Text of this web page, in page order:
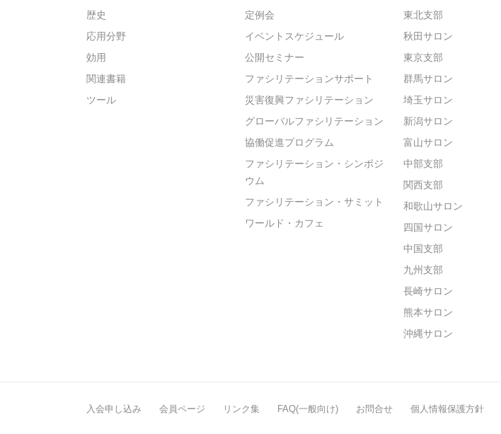
歴史
応用分野
効用
関連書籍
ツール
定例会
イベントスケジュール
公開セミナー
ファシリテーションサポート
災害復興ファシリテーション
グローバルファシリテーション
協働促進プログラム
ファシリテーション・シンポジ
ウム
ファシリテーション・サミット
ワールド・カフェ
東北支部
秋田サロン
東京支部
群馬サロン
埼玉サロン
新潟サロン
富山サロン
中部支部
関西支部
和歌山サロン
四国サロン
中国支部
九州支部
長崎サロン
熊本サロン
沖縄サロン
入会申し込み 会員ページ リンク集 FAQ(一般向け) お問合せ 個人情報保護方針